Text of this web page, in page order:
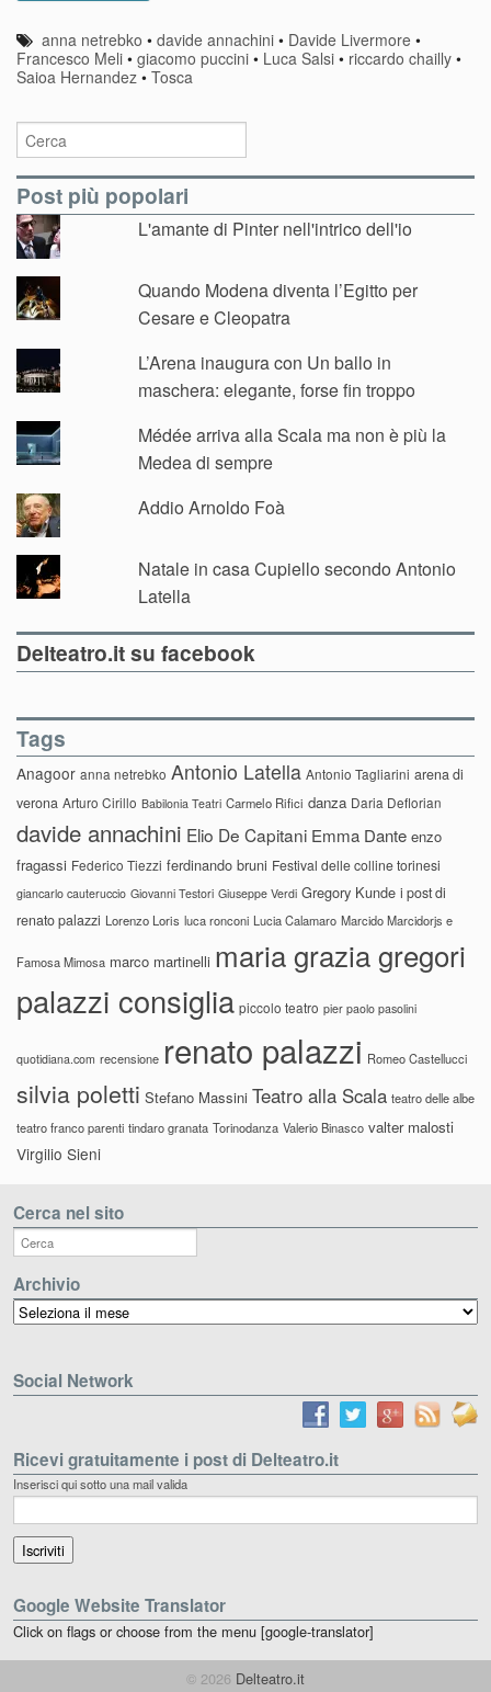
anna netrebko •davide annachini • Davide Livermore •
Francesco Meli • giacomo puccini • Luca Salsi • riccardo chailly •
Saioa Hernandez • Tosca
Post più popolari
L'amante di Pinter nell'intrico dell'io
Quando Modena diventa l’Egitto per
Cesare e Cleopatra
L’Arena inaugura con Un ballo in
maschera: elegante, forse fin troppo
Médée arriva alla Scala ma non è più la
Medea di sempre
Addio Arnoldo Foà
Natale in casa Cupiello secondo Antonio
Latella
Delteatro.it su facebook
Tags
Anagoor anna netrebko Antonio Latella Antonio Tagliarini arena di
verona Arturo Cirillo Babilonia Teatri Carmelo Rifici danza Daria Deflorian
davide annachini Elio De Capitani Emma Dante enzo
fragassi Federico Tiezzi ferdinando bruni Festival delle colline torinesi
giancarlo cauteruccio Giovanni Testori Giuseppe Verdi Gregory Kunde i post di
renato palazzi Lorenzo Loris luca ronconi Lucia Calamaro Marcido Marcidorjs e
Famosa Mimosa marco martinelli maria grazia gregori
palazzi consiglia piccolo teatro pier paolo pasolini
quotidiana.com recensione renato palazzi Romeo Castellucci
silvia poletti Stefano Massini Teatro alla Scala teatro delle albe
teatro franco parenti tindaro granata Torinodanza Valerio Binasco valter malosti
Virgilio Sieni
Cerca nel sito
Archivio
Archivio
Social Network
Ricevi gratuitamente i post di Delteatro.it
Inserisci qui sotto una mail valida
Google Website Translator
Click on flags or choose from the menu [google-translator]
© 2026 Delteatro.it